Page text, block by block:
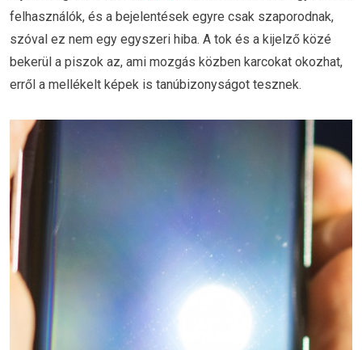
felhasználók, és a bejelentések egyre csak szaporodnak,
szóval ez nem egy egyszeri hiba. A tok és a kijelző közé
bekerül a piszok az, ami mozgás közben karcokat okozhat,
erről a mellékelt képek is tanúbizonyságot tesznek.